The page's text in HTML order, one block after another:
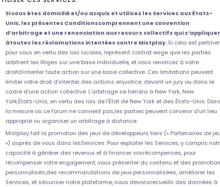
Si vous êtes domicilié et/ou acquis et utilisez les Services aux États-
Unis, les présentes Conditionscomprennent une convention
d’arbitrage et une renonciation aux recours collectifs qui
àtoutes les réclamations intentées contre Mistplay.Si cela est
pour vous en vertu des lois locales, leprésent contrat exige que les parties
arbitrent les litiges sur une base individuelle, et vous renoncez à votre
droitd’intenter toute action sur une base collective. Ces limitations peuvent
limiter votre droit d’intenter des actions enjustice, devant un jury ou dans le
cadre d’une action collective. L’arbitrage se tiendra à New York, New
York,États-Unis, en vertu des lois de l’État de New York et des États-Unis.
la mesure où ce forum ne convient pas,les parties peuvent convenir d’un lieu
approprié ou organiser un arbitrage à distance.
Mistplay fait la promotion des jeux de développeurs tiers (« Partenaires de
») auprès de vous dans lesServices. Pour exploiter les Services, y compris
capacité à générer des revenus et à financer vosrécompenses, pour
récompenser votre engagement, vous présenter du contenu et des
personnalisés,des recommandations de jeux personnalisées, améliorer les
Services, et sécuriser notre plateforme, nous devonsrecueillir des données à